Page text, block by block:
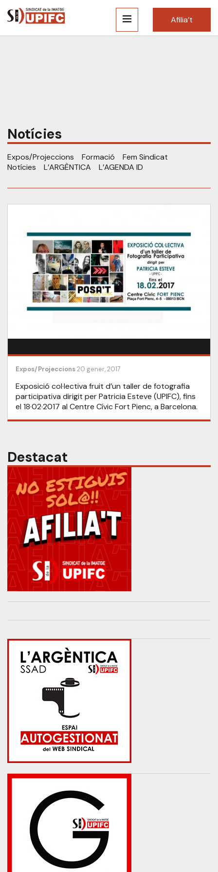
Afilia’t
Notícies
Expos/Projeccions Formació
Fem Sindicat
Notícies
L’ARGÈNTICA L’AGENDA ID
Expos/Projeccions20 gener, 2017
Exposició col·lectiva fruit d’un taller de fotografia
participativa dirigit per Patricia Esteve (UPIFC), fins
el 18·02·2017 al Centre Cívic Fort Pienc, a Barcelona.
Destacat